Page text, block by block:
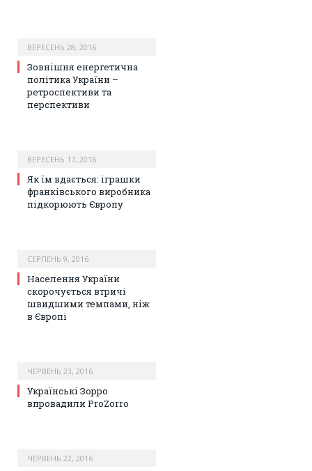
ВЕРЕСЕНЬ 28, 2016
Зовнішня енергетична
політика України –
ретроспективи та
перспективи
ВЕРЕСЕНЬ 17, 2016
Як їм вдається: іграшки
франківського виробника
підкорюють Європу
СЕРПЕНЬ 9, 2016
Населення України
скорочується втричі
швидшими темпами, ніж
в Європі
ЧЕРВЕНЬ 23, 2016
Українські Зорро
впровадили ProZorro
ЧЕРВЕНЬ 22, 2016